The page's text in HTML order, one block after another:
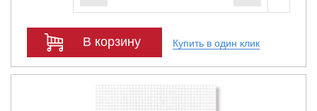
В корзину Купить в один клик